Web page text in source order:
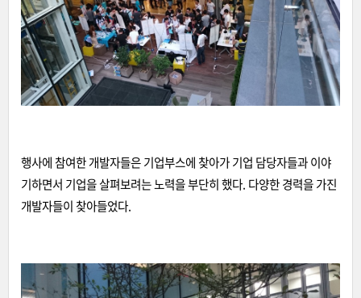
행사에 참여한 개발자들은 기업부스에 찾아가 기업 담당자들과 이야
기하면서 기업을 살펴보려는 노력을 부단히 했다. 다양한 경력을 가진
개발자들이 찾아들었다.